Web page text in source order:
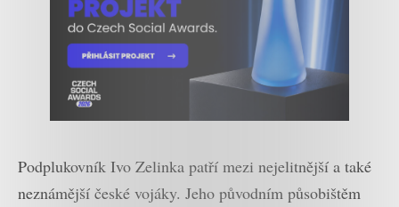
Podplukovník Ivo Zelinka patří mezi nejelitnější a také
neznámější české vojáky. Jeho původním působištěm